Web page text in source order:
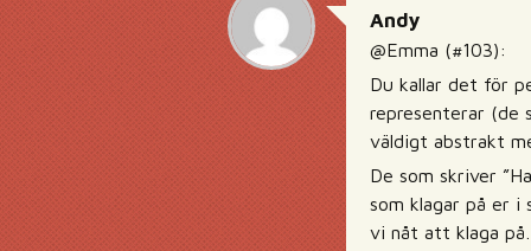
Andy
@Emma (#103):
Du kallar det för
representerar (de
väldigt abstrakt
De som skriver
som klagar på er i
vi nåt att klaga